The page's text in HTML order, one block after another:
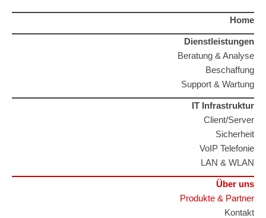
Home
Dienstleistungen
Beratung & Analyse
Beschaffung
Support & Wartung
IT Infrastruktur
Client/Server
Sicherheit
VoIP Telefonie
LAN & WLAN
Über uns
Produkte & Partner
Kontakt